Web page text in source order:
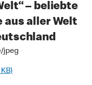
– beliebte
aus aller Welt
jpeg